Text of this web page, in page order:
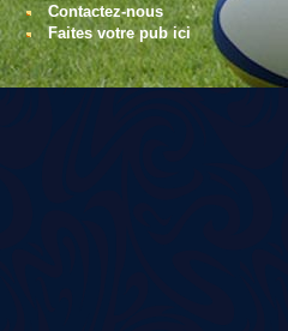
Contactez-nous
Faites votre pub ici